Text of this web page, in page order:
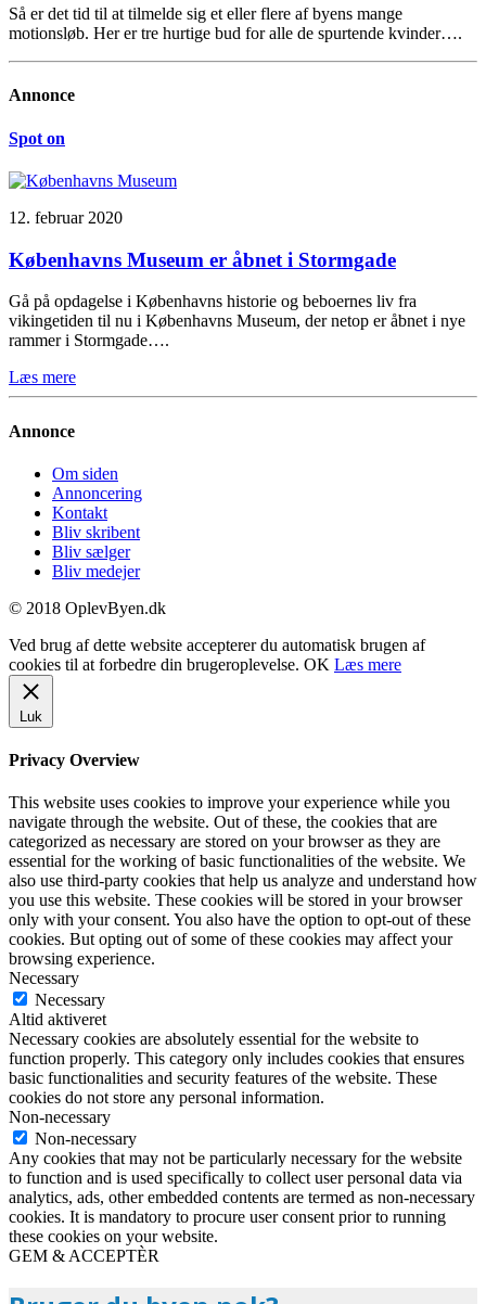
Så er det tid til at tilmelde sig et eller flere af byens mange
motionsløb. Her er tre hurtige bud for alle de spurtende kvinder….
Annonce
Spot on
12. februar 2020
Københavns Museum er åbnet i Stormgade
Gå på opdagelse i Københavns historie og beboernes liv fra
vikingetiden til nu i Københavns Museum, der netop er åbnet i nye
rammer i Stormgade….
Læs mere
Annonce
Om siden
Annoncering
Kontakt
Bliv skribent
Bliv sælger
Bliv medejer
© 2018 OplevByen.dk
Ved brug af dette website accepterer du automatisk brugen af
cookies til at forbedre din brugeroplevelse. OK Læs mere
Luk
Privacy Overview
This website uses cookies to improve your experience while you
navigate through the website. Out of these, the cookies that are
categorized as necessary are stored on your browser as they are
essential for the working of basic functionalities of the website. We
also use third-party cookies that help us analyze and understand how
you use this website. These cookies will be stored in your browser
only with your consent. You also have the option to opt-out of these
cookies. But opting out of some of these cookies may affect your
browsing experience.
Necessary
Necessary
Altid aktiveret
Necessary cookies are absolutely essential for the website to
function properly. This category only includes cookies that ensures
basic functionalities and security features of the website. These
cookies do not store any personal information.
Non-necessary
Non-necessary
Any cookies that may not be particularly necessary for the website
to function and is used specifically to collect user personal data via
analytics, ads, other embedded contents are termed as non-necessary
cookies. It is mandatory to procure user consent prior to running
these cookies on your website.
GEM & ACCEPTÈR